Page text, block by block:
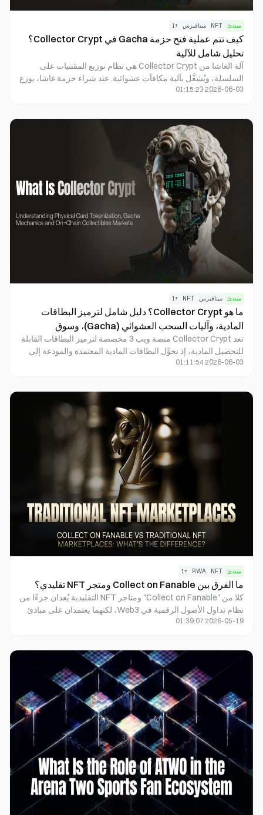
مبتدئ NFT ميتافيرس +
1
كيف تتم عملية فتح حزمة Gacha في Collector Crypt؟
تحليل شامل للآلية
آلة الغاشا من Collector Crypt هي نظام توزيع المقتنيات على
السلسلة، ويُشغَّل بآلية مكافآت عشوائية. عند شراء حزمة غاشا، يوزع
السوق على السلسلة.
2026-06-03 01:15:23
مبتدئ ميتافيرس NFT
+
1
ما هو Collector Crypt؟ دليل شامل لترميز البطاقات
المادية، وآليات السحب العشوائي (Gacha)، وسوق
المقتنيات الرقمية على السلسلة.تعد Collector Crypt منصة ويب 3 مخصصة لترميز البطاقات القابلة
للتحصيل المادية، إذ تحوِّل البطاقات المادية المعتمدة والمودعة إلى
رموز NFT على السلسلة، مما يتيح تداول المقتنيات والاحتفاظ بها2026-06-03 01:11:54
مبتدئ NFT
RWA
+
1
ما الفرق بين Collect on Fanable ومتجر NFT تقليدي؟
كلا من "Collect on Fanable" ومتاجر NFT التقليدية يُعدان جزءًا من
نظام تداول الأصول الرقمية في Web3، لكنهما يعتمدان على مبادئ
Fanable" من شهادة الملكية الرقمية (DOC) وآليات الحيازة المادية
لتسجيل الأصول الحقيقية - مثل بطاقات Pokémon والقصص
المصورة والمقتنيات محدودة الإصدار - على البلوكشين.
2026-05-19 01:39:07